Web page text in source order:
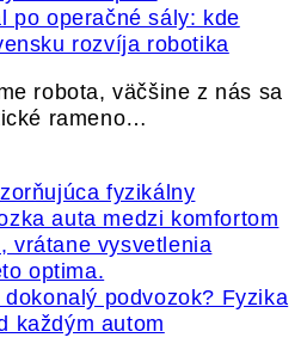
po operačné sály: kde
rozvíja robotika
robota, väčšine z nás sa
rameno…
podvozok? Fyzika
každým autom